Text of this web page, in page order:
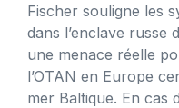
Fischer souligne les
dans l’enclave russe
une menace réelle
l’OTAN en Europe
mer Baltique. En cas